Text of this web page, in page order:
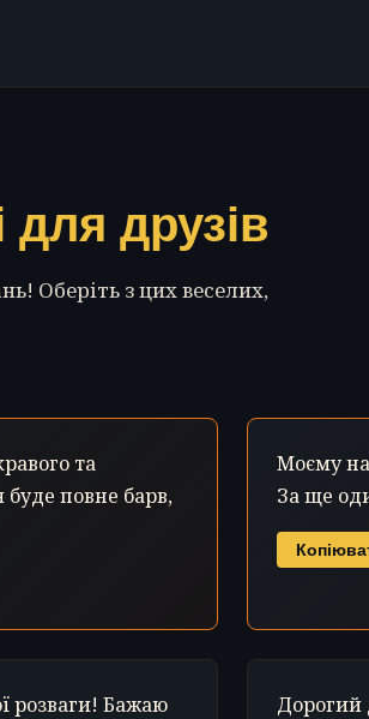
друзів
Оберіть з цих веселих,
та
повне барв,
Моєму
За ще
розваги! Бажаю
Дорогий